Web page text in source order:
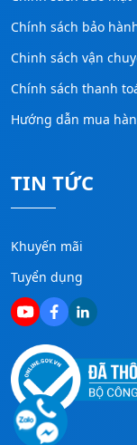
Chính sách bảo
Chinh sách vận
Chính sách thanh
Hướng dẫn mua
TIN TỨC
Khuyến mãi
Tuyển dụng